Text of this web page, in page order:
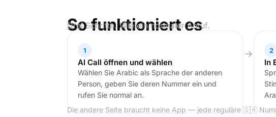
So funktioniert es
Drei Schritte. Wie ein normaler Anruf.
1
AI Call öffnen und wählen
Wählen Sie Arabic als Sprache der anderen
Person, geben Sie deren Nummer ein und
rufen Sie normal an.
2
In
Die andere Seite braucht keine App — jede reguläre 🇸🇦